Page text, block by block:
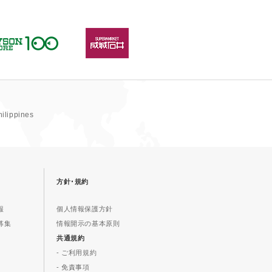
集
方針･規約
個人情報保護方針
情報開示の基本原則
共通規約
- ご利用規約
- 免責事項